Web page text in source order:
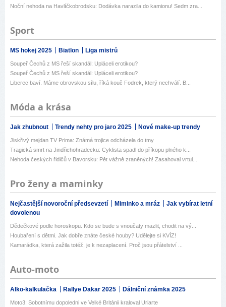
Noční nehoda na Havlíčkobrodsku: Dodávka narazila do kamionu! Sedm zra...
Sport
MS hokej 2025 Biatlon Liga mistrů
Soupeř Čechů z MS řeší skandál: Upláceli erotikou?
Soupeř Čechů z MS řeší skandál: Upláceli erotikou?
Liberec baví. Máme obrovskou sílu, říká kouč Fodrek, který nechválí. B...
Móda a krása
Jak zhubnout Trendy nehty pro jaro 2025 Nové make-up trendy
Jiskřivý mejdan TV Prima: Známá trojice odcházela do tmy
Tragická smrt na Jindřichohradecku: Cyklista spadl do příkopu plného k...
Nehoda českých řidičů v Bavorsku: Pět vážně zraněných! Zasahoval vrtul...
Pro ženy a maminky
Nejčastější novoroční předsevzetí Miminko a mráz
Jak vybírat letní
dovolenou
Dědečkové podle horoskopu. Kdo se bude s vnoučaty mazlit, chodit na vý...
Houbaření s dětmi. Jak dobře znáte české houby? Udělejte si KVÍZ!
Kamarádka, která zažila totéž, je k nezaplacení. Proč jsou přátelství ...
Auto-moto
Alko-kalkulačka Rallye Dakar 2025 Dálniční známka 2025
Moto3: Sobotnímu dopoledni ve Velké Británii kraloval Uriarte